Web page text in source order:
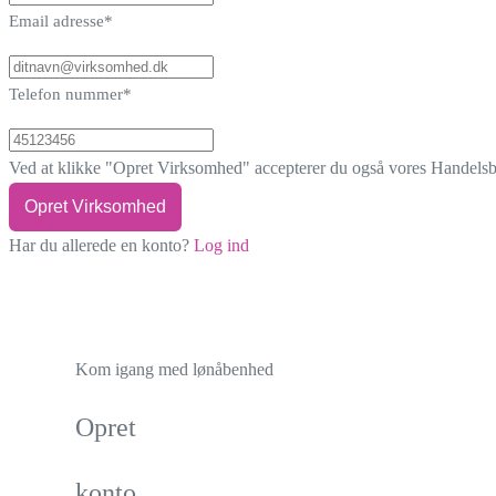
Email adresse*
Telefon nummer*
Ved at klikke "Opret Virksomhed" accepterer du også vores
Opret Virksomhed
Har du allerede en konto? Log ind
Kom igang med lønåbenhed
Opret